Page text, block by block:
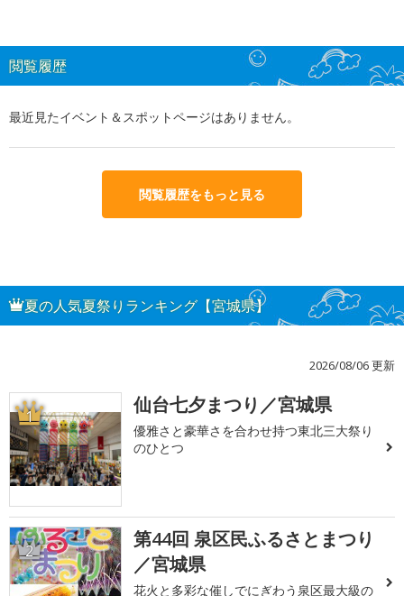
閲覧履歴
最近見たイベント＆スポットページはありません。
閲覧履歴をもっと見る
夏の人気夏祭りランキング【宮城県】
2026/08/06 更新
1 仙台七夕まつり／宮城県
優雅さと豪華さを合わせ持つ東北三大祭り
のひとつ
2
第44回 泉区民ふるさとまつり
／宮城県
花火と多彩な催しでにぎわう泉区最大級の